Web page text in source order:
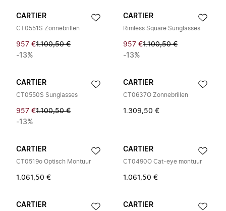
CARTIER
CT0551S Zonnebrillen
957 €1.100,50 €
-13%
CARTIER
Rimless Square Sunglasses
957 €1.100,50 €
-13%
CARTIER
CT0550S Sunglasses
957 €1.100,50 €
-13%
CARTIER
CT0637O Zonnebrillen
1.309,50 €
CARTIER
CT0519o Optisch Montuur
1.061,50 €
CARTIER
CT0490O Cat-eye montuur
1.061,50 €
CARTIER CARTIER